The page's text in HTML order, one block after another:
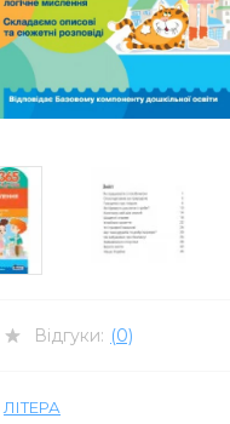
Відгуки: (0)
ЛІТЕРА